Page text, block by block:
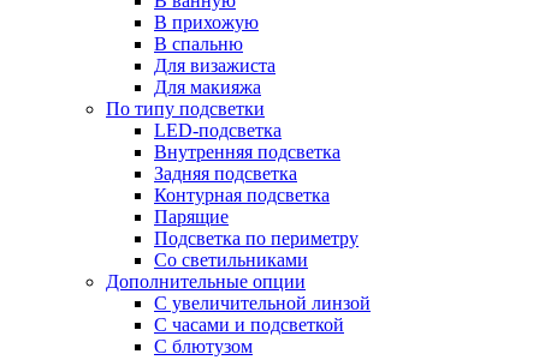
В прихожую
В спальню
Для визажиста
Для макияжа
По типу подсветки
LED-подсветка
Внутренняя подсветка
Задняя подсветка
Контурная подсветка
Парящие
Подсветка по периметру
Со светильниками
Дополнительные опции
C увеличительной линзой
C часами и подсветкой
С блютузом